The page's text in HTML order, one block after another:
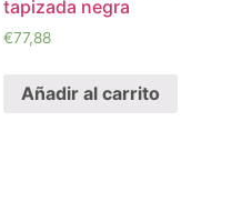
tapizada negra
€77,88
Añadir al carrito